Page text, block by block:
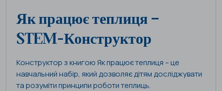
Як працює теплиця –
STEM-Конструктор
Конструктор з книгою Як працює теплиця – це
навчальний набір, який дозволяє дітям досліджувати
та розуміти принципи роботи теплиць.